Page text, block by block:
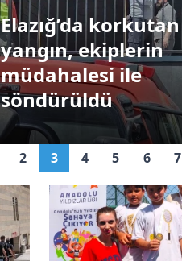
Elazığ’da korkutan
yangın, ekiplerin
müdahalesi ile
söndürüldü
2 3 4 5 6 7